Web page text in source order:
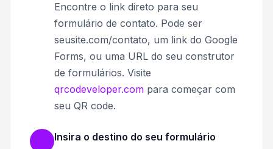
Encontre o link direto para seu
formulário de contato. Pode ser
seusite.com/contato, um link do Google
Forms, ou uma URL do seu construtor
de formulários. Visite
qrcodeveloper.com para começar com
seu QR code.
Insira o destino do seu formulário